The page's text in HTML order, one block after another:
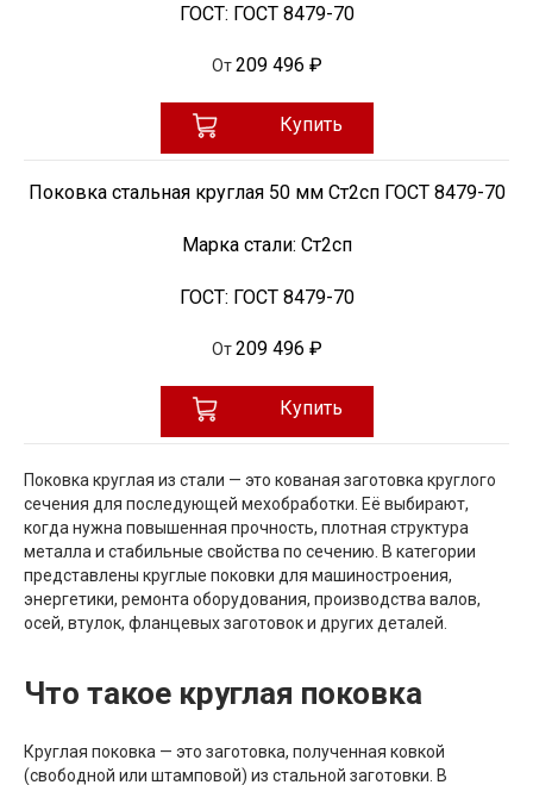
ГОСТ: ГОСТ 8479-70
От 209 496 ₽
Купить
Поковка стальная круглая 50 мм Ст2сп ГОСТ 8479-70
Марка стали: Ст2сп
ГОСТ: ГОСТ 8479-70
От 209 496 ₽
Купить
Поковка круглая из стали — это кованая заготовка круглого
сечения для последующей мехобработки. Её выбирают,
когда нужна повышенная прочность, плотная структура
металла и стабильные свойства по сечению. В категории
представлены круглые поковки для машиностроения,
энергетики, ремонта оборудования, производства валов,
осей, втулок, фланцевых заготовок и других деталей.
Что такое круглая поковка
Круглая поковка — это заготовка, полученная ковкой
(свободной или штамповой) из стальной заготовки. В